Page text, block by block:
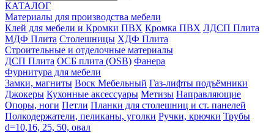
КАТАЛОГ
Материалы для производства мебели
Клей для мебели и Кромки ПВХ Кромка ПВХ ЛДСП Плита
МДФ Плита Столешницы ХДФ Плита
Строительные и отделочные материалы
ДСП Плита ОСБ плита (OSB) Фанера
Фурнитура для мебели
3амки, магниты Воск Мебельный Газ-лифты подъёмники
Джокеры Кухонные аксессуары Метизы Направляющие
Опоры, ноги Петли Планки для столешниц и ст. панелей
Полкодержатели, пеликаны, уголки Ручки, крючки Трубы
d=10,16, 25, 50, овал